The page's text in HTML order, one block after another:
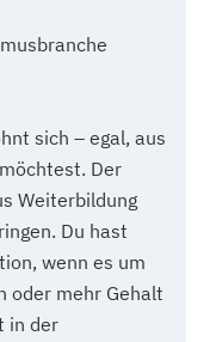
sich – egal, aus
Der
Weiterbildung
Du hast
wenn es um
oder mehr Gehalt
in der